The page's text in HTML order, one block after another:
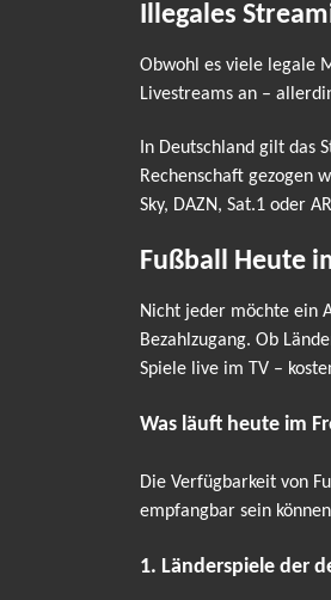
Illegales
Obwohl es viele legale
Livestreams an –
In Deutschland gilt das
Rechenschaft gezogen
Sky, DAZN, Sat.1 oder
Fußball Heute
Nicht jeder möchte ein
Bezahlzugang. Ob
Spiele live im TV –
Was läuft heute im
Die Verfügbarkeit von
empfangbar sein
1. Länderspiele der